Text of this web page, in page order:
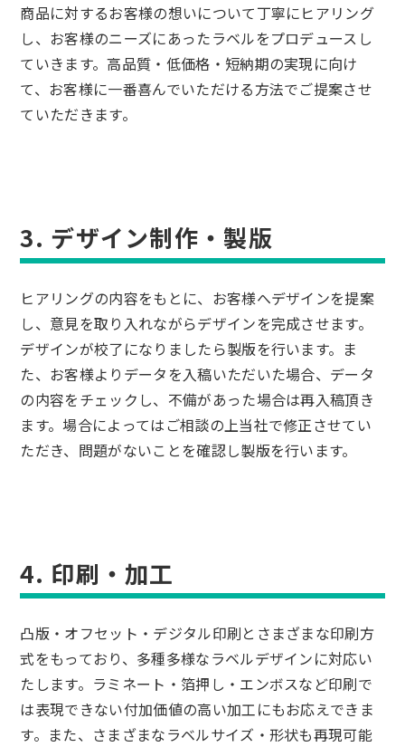
商品に対するお客様の想いについて丁寧にヒアリング
し、お客様のニーズにあったラベルをプロデュースし
ていきます。高品質・低価格・短納期の実現に向け
て、お客様に一番喜んでいただける方法でご提案させ
ていただきます。
3. デザイン制作・製版
ヒアリングの内容をもとに、お客様へデザインを提案
し、意見を取り入れながらデザインを完成させます。
デザインが校了になりましたら製版を行います。ま
た、お客様よりデータを入稿いただいた場合、データ
の内容をチェックし、不備があった場合は再入稿頂き
ます。場合によってはご相談の上当社で修正させてい
ただき、問題がないことを確認し製版を行います。
4. 印刷・加工
凸版・オフセット・デジタル印刷とさまざまな印刷方
式をもっており、多種多様なラベルデザインに対応い
たします。ラミネート・箔押し・エンボスなど印刷で
は表現できない付加価値の高い加工にもお応えできま
す。また、さまざまなラベルサイズ・形状も再現可能